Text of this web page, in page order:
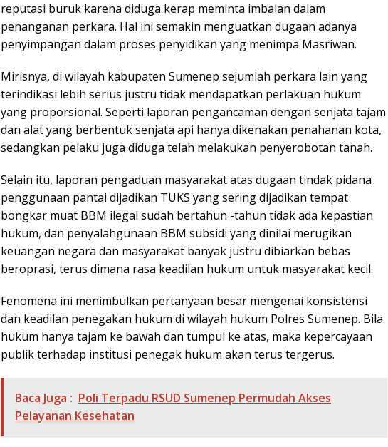
reputasi buruk karena diduga kerap meminta imbalan dalam
penanganan perkara. Hal ini semakin menguatkan dugaan adanya
penyimpangan dalam proses penyidikan yang menimpa Masriwan.
Mirisnya, di wilayah kabupaten Sumenep sejumlah perkara lain yang
terindikasi lebih serius justru tidak mendapatkan perlakuan hukum
yang proporsional. Seperti laporan pengancaman dengan senjata tajam
dan alat yang berbentuk senjata api hanya dikenakan penahanan kota,
sedangkan pelaku juga diduga telah melakukan penyerobotan tanah.
Selain itu, laporan pengaduan masyarakat atas dugaan tindak pidana
penggunaan pantai dijadikan TUKS yang sering dijadikan tempat
bongkar muat BBM ilegal sudah bertahun -tahun tidak ada kepastian
hukum, dan penyalahgunaan BBM subsidi yang dinilai merugikan
keuangan negara dan masyarakat banyak justru dibiarkan bebas
beroprasi, terus dimana rasa keadilan hukum untuk masyarakat kecil.
Fenomena ini menimbulkan pertanyaan besar mengenai konsistensi
dan keadilan penegakan hukum di wilayah hukum Polres Sumenep. Bila
hukum hanya tajam ke bawah dan tumpul ke atas, maka kepercayaan
publik terhadap institusi penegak hukum akan terus tergerus.
Baca Juga : Poli Terpadu RSUD Sumenep Permudah Akses
Pelayanan Kesehatan